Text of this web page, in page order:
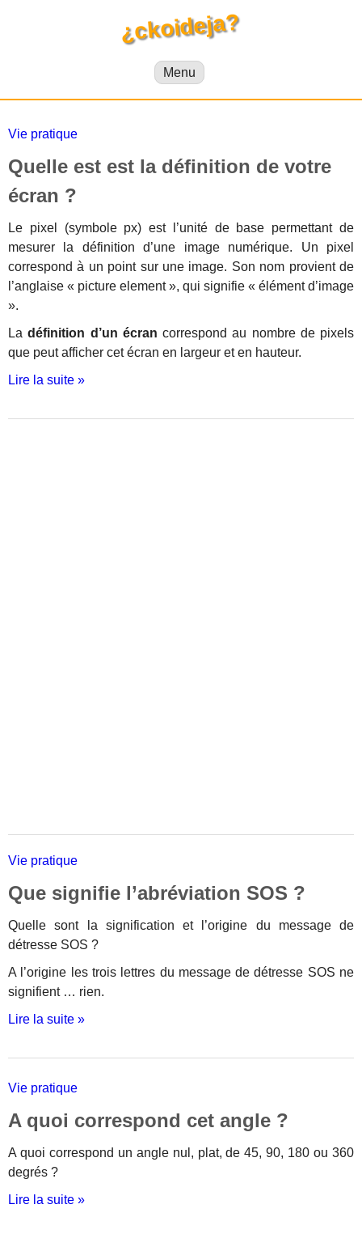
¿ckoideja?
Menu
Vie pratique
Quelle est est la définition de votre
écran ?
Le pixel (symbole px) est l’unité de base permettant de
mesurer la définition d’une image numérique. Un pixel
correspond à un point sur une image. Son nom provient de
l’anglaise « picture element », qui signifie « élément d’image
».
Ladéfinition d’un écran correspond au nombre de pixels
que peut afficher cet écran en largeur et en hauteur.
Lire la suite »
Vie pratique
Que signifie l’abréviation SOS ?
Quelle sont la signification et l’origine du message de
détresse SOS ?
A l’origine les trois lettres du message de détresse SOS ne
signifient … rien.
Lire la suite »
Vie pratique
A quoi correspond cet angle ?
A quoi correspond un angle nul, plat, de 45, 90, 180 ou 360
degrés ?
Lire la suite »